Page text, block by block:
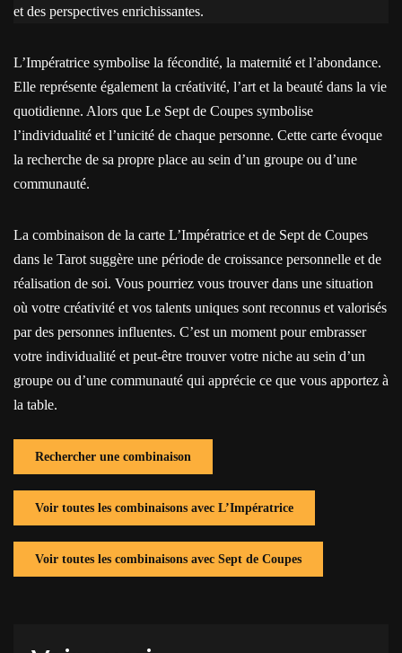
et des perspectives enrichissantes.
L’Impératrice symbolise la fécondité, la maternité et l’abondance.
Elle représente également la créativité, l’art et la beauté dans la vie
quotidienne. Alors que Le Sept de Coupes symbolise
l’individualité et l’unicité de chaque personne. Cette carte évoque
la recherche de sa propre place au sein d’un groupe ou d’une
communauté.
La combinaison de la carte L’Impératrice et de Sept de Coupes
dans le Tarot suggère une période de croissance personnelle et de
réalisation de soi. Vous pourriez vous trouver dans une situation
où votre créativité et vos talents uniques sont reconnus et valorisés
par des personnes influentes. C’est un moment pour embrasser
votre individualité et peut-être trouver votre niche au sein d’un
groupe ou d’une communauté qui apprécie ce que vous apportez à
la table.
Rechercher une combinaison
Voir toutes les combinaisons avec L’Impératrice
Voir toutes les combinaisons avec Sept de Coupes